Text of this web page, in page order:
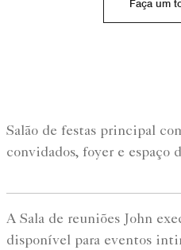
Faça um
Salão de festas principal
convidados, foyer e espaço
A Sala de reuniões John
disponível para eventos